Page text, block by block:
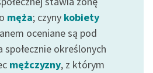
męża; czyny kobiety
oceniane są pod
społecznie określonych
mężczyzny, z którym